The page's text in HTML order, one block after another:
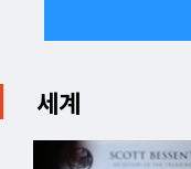
세계